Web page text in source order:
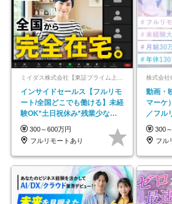
インサイドセールス【フルリモ
ート/全国どこでも働ける】未経
験OK*土日祝休み*残業少なめ*
在宅勤務手当あり
300～600万円
フルリモートあり
株式会社
動画・
マーケ
／フル
円～／
300
フル